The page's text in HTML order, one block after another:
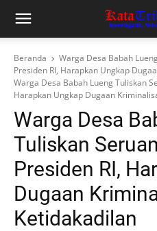
Beranda
Warga Desa Babah
Presiden RI, Harapkan Ungkap
Warga Desa Babah Lueng Tuliskan
Harapkan Ungkap Dugaan
Warga Desa
Tuliskan
Presiden RI,
Dugaan
Ketidakadilan